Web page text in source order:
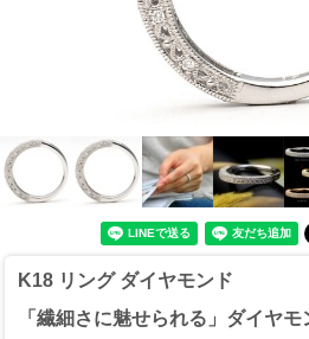
K18 リング ダイヤモンド
「繊細さに魅せられる」ダイヤ